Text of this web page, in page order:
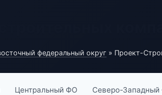
федеральный округ » Проект-
Центральный ФО Северо-